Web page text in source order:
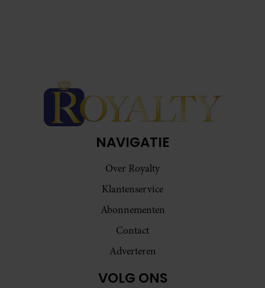
NAVIGATIE
Over Royalty
Klantenservice
Abonnementen
Contact
Adverteren
VOLG ONS